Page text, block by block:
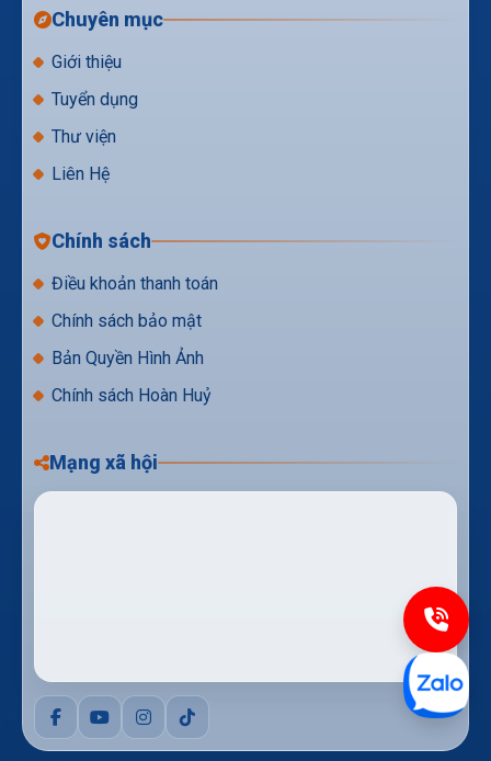
Chuyên mục
Giới thiệu
Tuyển dụng
Thư viện
Liên Hệ
Chính sách
Điều khoản thanh toán
Chính sách bảo mật
Bản Quyền Hình Ảnh
Chính sách Hoàn Huỷ
Mạng xã hội